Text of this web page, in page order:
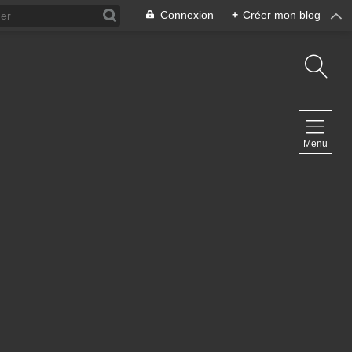
Connexion + Créer mon blog
Menu